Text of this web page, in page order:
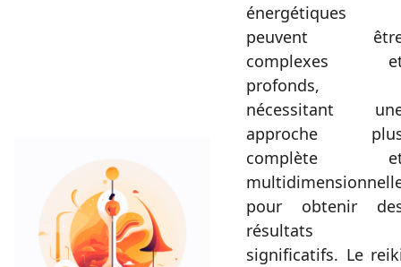
énergétiques
peuvent
complexes
profonds,
nécessitant
approche
complète
pour obtenir
résultats
significatifs. Le